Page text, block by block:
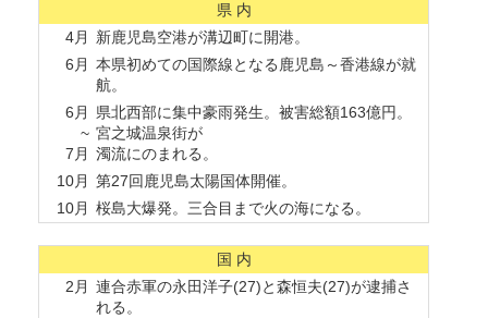
県 内
4月
新鹿児島空港が溝辺町に開港。
6月
本県初めての国際線となる鹿児島～香港線が就
航。
6月
~
7月
県北西部に集中豪雨発生。被害総額163億円。
宮之城温泉街が
濁流にのまれる。
10月
第27回鹿児島太陽国体開催。
10月
桜島大爆発。三合目まで火の海になる。
国 内
2月
連合赤軍の永田洋子(27)と森恒夫(27)が逮捕さ
れる。